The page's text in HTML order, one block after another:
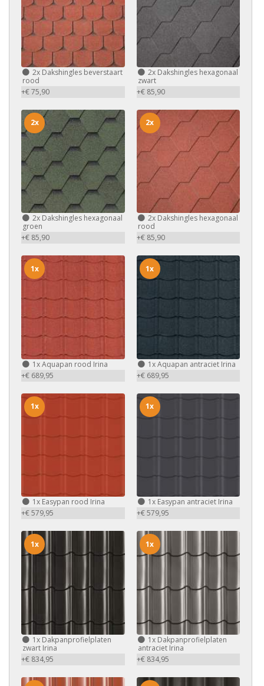
2x Dakshingles beverstaart
rood
+€ 75,90
2xDakshingles hexagonaal
zwart
+€ 85,90
2x Dakshingles hexagonaal
groen
+€ 85,90
2x
2xDakshingles hexagonaal
rood
+€ 85,90
2x
1xAquapan rood Irina
+€ 689,95
1x
1xAquapan antraciet Irina
+€ 689,95
1x
1x Easypan rood Irina
+€ 579,95
1x
1xEasypan antraciet Irina
+€ 579,95
1x
1x Dakpanprofielplaten
zwart Irina
+€ 834,95
1x
1xDakpanprofielplaten
antraciet Irina
+€ 834,95
1x